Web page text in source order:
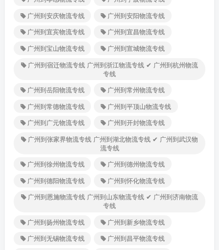
广州到安庆物流专线
广州到安阳物流专线
广州到宜宾物流专线
广州到宜昌物流专线
广州到宝山物流专线
广州到宣城物流专线
广州到宿迁物流专线 广州到浙江物流专线 ✔ 广州到杭州物流
专线
广州到岳阳物流专线
广州到常州物流专线
广州到常德物流专线
广州到平顶山物流专线
广州到广元物流专线
广州到开封物流专线
广州到张家界物流专线 广州到湖北物流专线 ✔ 广州到武汉物
流专线
广州到徐州物流专线
广州到德州物流专线
广州到德阳物流专线
广州到怀化物流专线
广州到恩施物流专线 广州到山东物流专线 ✔ 广州到济南物流
专线
广州到扬州物流专线
广州到新乡物流专线
广州到无锡物流专线
广州到昌平物流专线